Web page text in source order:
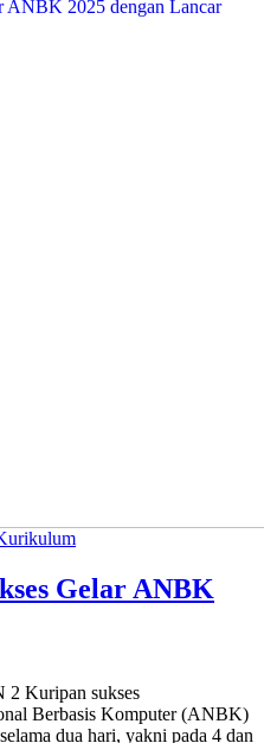
Gelar ANBK
2 Kuripan sukses
Berbasis Komputer (ANBK)
dua hari, yakni pada 4 dan